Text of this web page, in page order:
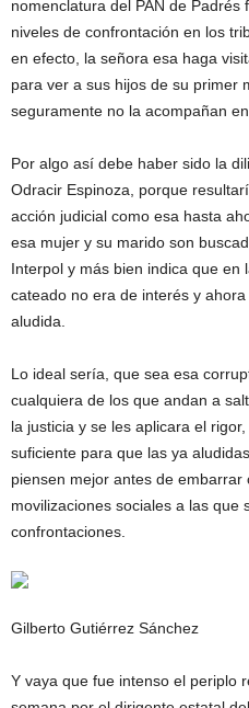
nomenclatura del PAN de
niveles de confrontación en los
en efecto, la señora esa haga
para ver a sus hijos de su primer
seguramente no la acompañan
Por algo así debe haber sido la
Odracir Espinoza, porque
acción judicial como esa hasta
esa mujer y su marido son
Interpol y más bien indica que en
cateado no era de interés y
aludida.
Lo ideal sería, que sea esa
cualquiera de los que andan a
la justicia y se les aplicara el
suficiente para que las ya
piensen mejor antes de
movilizaciones sociales a las que
confrontaciones.
Gilberto Gutiérrez Sánchez
Y vaya que fue intenso el periplo